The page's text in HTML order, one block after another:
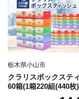
栃木県小山市
クラリスボックステ
60箱(1箱220組(440枚
り×12セット)【